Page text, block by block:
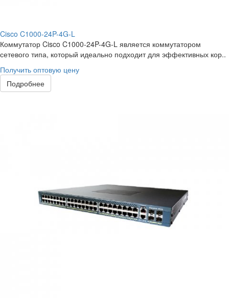
Cisco C1000-24P-4G-L
Коммутатор Cisco C1000-24P-4G-L является коммутатором
сетевого типа, который идеально подходит для эффективных кор..
Получить оптовую цену
Подробнее